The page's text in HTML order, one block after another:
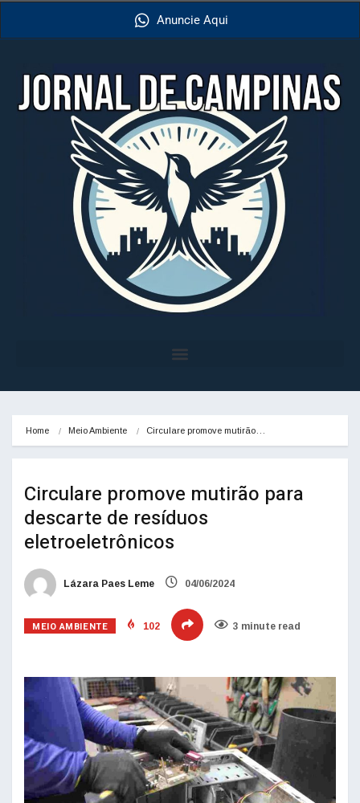
Anuncie Aqui
Home Meio Ambiente Circulare promove mutirão…
Circulare promove mutirão para
descarte de resíduos
eletroeletrônicos
Lázara Paes Leme 04/06/2024
MEIO AMBIENTE 102 3 minute read